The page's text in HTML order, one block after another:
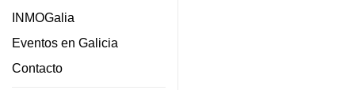
INMOGalia
Eventos en Galicia
Contacto